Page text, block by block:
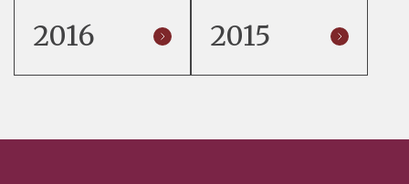
2016 2015